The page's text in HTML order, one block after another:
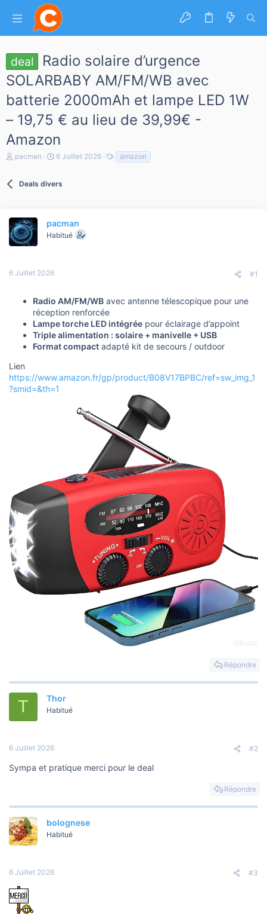
deal
Radio solaire d’urgence
SOLARBABY AM/FM/WB avec
batterie 2000mAh et lampe LED 1W
– 19,75 € au lieu de 39,99€ -
Amazon
A
e
l
a
s
pacman
D
e
é
b
6 Juillet 2026
a
amazon
Deals divers
pacman
Habitué
6 Juillet 2026 #1
Radio AM/FM/WB avec antenne télescopique pour une
réception renforcée
Lampe torche LED intégrée pour éclairage d’appoint
Triple alimentation : solaire + manivelle + USB
Format compact adapté kit de secours / outdoor
Lien
https://www.amazon.fr/gp/product/B08V17BPBC/ref=sw_img_1
?smid=&th=1
Répondre
T Thor
Habitué
6 Juillet 2026 #2
Sympa et pratique merci pour le deal
Répondre
bolognese
Habitué
6 Juillet 2026 #3